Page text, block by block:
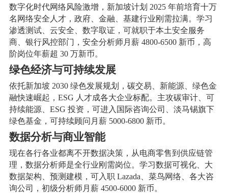
数字化时代网络风险激增，新加坡计划 2025 年前培育十万
名网络安全人才，政府、金融、基建行业刚需拉满。学习
渗透测试、云安全、数字取证，可就职于本土安全服务
商、银行风控部门，安全分析师月薪 4800-6500 新币，高
阶岗位年薪超 30 万新币。
绿色经济与可持续发展
依托新加坡 2030 绿色发展规划，碳交易、新能源、绿色金
融快速崛起，ESG 人才成各大企业标配。主攻碳审计、可
持续能源、ESG 投资，可进入国际咨询公司、淡马锡旗下
绿色基金，可持续顾问月薪 5000-6800 新币。
数据分析与商业智能
现在各行各业都离不开数据决策，从电商零售到供应链管
理，数据分析师是全行业刚需岗位。学习数据可视化、大
数据架构、预测建模，可入职 Lazada、菜鸟网络、各大咨
询公司，初级分析师月薪 4500-6000 新币。